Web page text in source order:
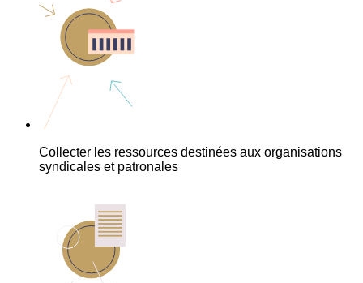
Collecter les ressources destinées aux organisations
syndicales et patronales